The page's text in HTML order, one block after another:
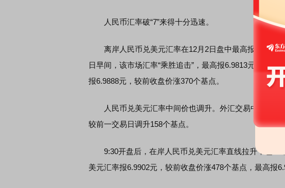
人民币汇率破“7”来得十分迅速。
离岸人民币兑美元汇率在12月2日盘中最高报7.0056元
日早间，该市场汇率“乘胜追击”，最高报6.9813元，收复
报6.9888元，较前收盘价涨370个基点。
人民币兑美元汇率中间价也调升。外汇交易中心公布
较前一交易日调升158个基点。
9:30开盘后，在岸人民币兑美元汇率直线拉升，也一举
美元汇率报6.9902元，较前收盘价涨478个基点，最高报